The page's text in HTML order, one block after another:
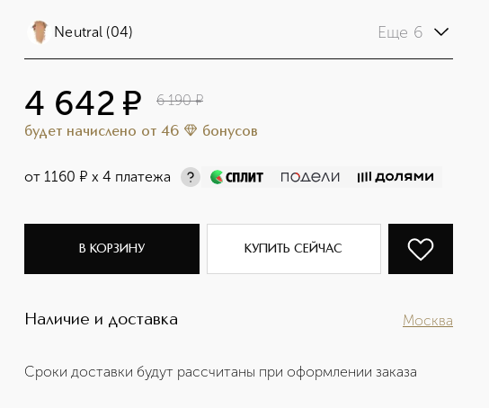
Neutral (04) Еще 6
4 642 ¤ 6 190 ¤
будет начислено от 46 бонусов
от 1160 ¤ х 4 платежа
В КОРЗИНУ КУПИТЬ СЕЙЧАС
Наличие и доставка Москва
Сроки доставки будут рассчитаны при оформлении заказа